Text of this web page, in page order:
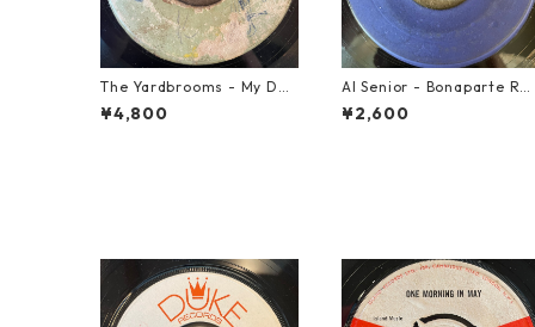
The Yardbrooms - My Des
ire【7-21922】
¥4,800
Al Senior - Bonaparte Ret
reat【7-21861】
¥2,600